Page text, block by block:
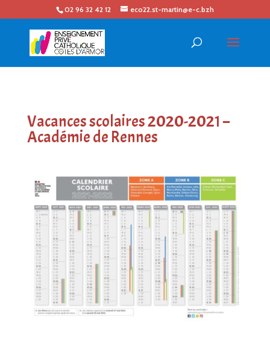
02 96 32 42 12 eco22.st-martin@e-c.bzh
Vacances scolaires 2020-2021 –
Académie de Rennes